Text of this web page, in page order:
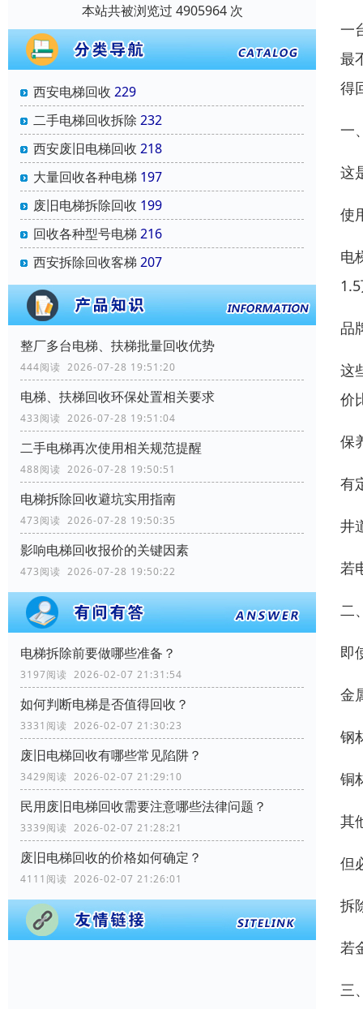
本站共被浏览过 4905964 次
西安电梯回收 229
二手电梯回收拆除 232
西安废旧电梯回收 218
大量回收各种电梯 197
废旧电梯拆除回收 199
回收各种型号电梯 216
西安拆除回收客梯 207
整厂多台电梯、扶梯批量回收优势
444阅读 2026-07-28 19:51:20
电梯、扶梯回收环保处置相关要求
433阅读 2026-07-28 19:51:04
二手电梯再次使用相关规范提醒
488阅读 2026-07-28 19:50:51
电梯拆除回收避坑实用指南
473阅读 2026-07-28 19:50:35
影响电梯回收报价的关键因素
473阅读 2026-07-28 19:50:22
电梯拆除前要做哪些准备？
3197阅读 2026-02-07 21:31:54
如何判断电梯是否值得回收？
3331阅读 2026-02-07 21:30:23
废旧电梯回收有哪些常见陷阱？
3429阅读 2026-02-07 21:29:10
民用废旧电梯回收需要注意哪些法律问题？
3339阅读 2026-02-07 21:28:21
废旧电梯回收的价格如何确定？
4111阅读 2026-02-07 21:26:01
一
最
得
一
这
使
电
品
这
价
保
有
井
若
二
即
金
钢
铜
其
但
拆
若
三